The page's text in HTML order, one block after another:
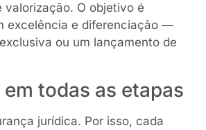
O objetivo é
excelência e diferenciação —
ou um lançamento de
todas as etapas
jurídica. Por isso, cada